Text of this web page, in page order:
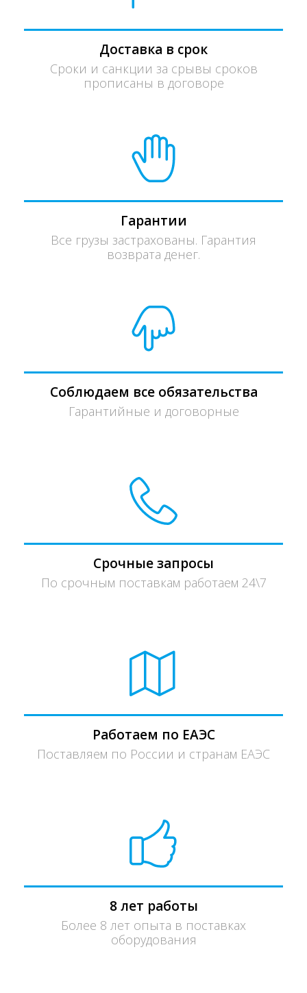
Доставка в срок
Сроки и санкции за срывы сроков
прописаны в договоре
Гарантии
Все грузы застрахованы. Гарантия
возврата денег.
Соблюдаем все обязательства
Гарантийные и договорные
Срочные запросы
По срочным поставкам работаем 24\7
Работаем по ЕАЭС
Поставляем по России и странам ЕАЭС
8 лет работы
Более 8 лет опыта в поставках
оборудования